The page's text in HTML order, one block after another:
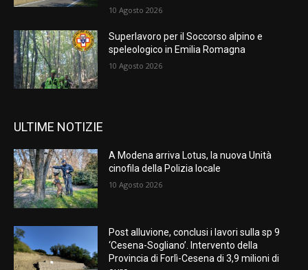
10 Agosto 2026
Superlavoro per il Soccorso alpino e
speleologico in Emilia Romagna
10 Agosto 2026
ULTIME NOTIZIE
A Modena arriva Lotus, la nuova Unità
cinofila della Polizia locale
10 Agosto 2026
Post alluvione, conclusi i lavori sulla sp 9
‘Cesena-Sogliano’. Intervento della
Provincia di Forlì-Cesena di 3,9 milioni di